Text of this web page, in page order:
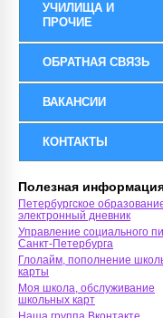
УЧИЛИЩА И
ПРОЧИЕ
ОБРАТНАЯ СВЯЗЬ
ВАКАНСИИ
КОНТАКТЫ
Полезная
Петербургское
электронный дневник
Управление социального
Санкт-Петербурга
Глолайм, пополнение
карты
Моя школа, обслуживание
школьных карт